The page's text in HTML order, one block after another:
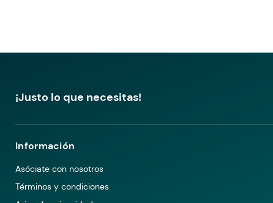
¡Justo lo que necesitas!
Información
Asóciate con nosotros
Términos y condiciones